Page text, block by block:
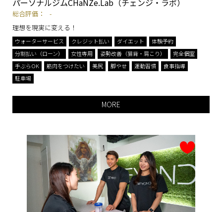
パーソナルジムCHaNZe.Lab（チェンジ・ラボ）
総合評価：
-
理想を現実に変える！
ウォーターサービス クレジット払い ダイエット
体験予約
分割払い（ローン）
女性専用 姿勢改善（猫背・肩こり）
完全個室
手ぶらOK
筋肉をつけたい 美尻 脚やせ 運動習慣
食事指導
駐車場
MORE